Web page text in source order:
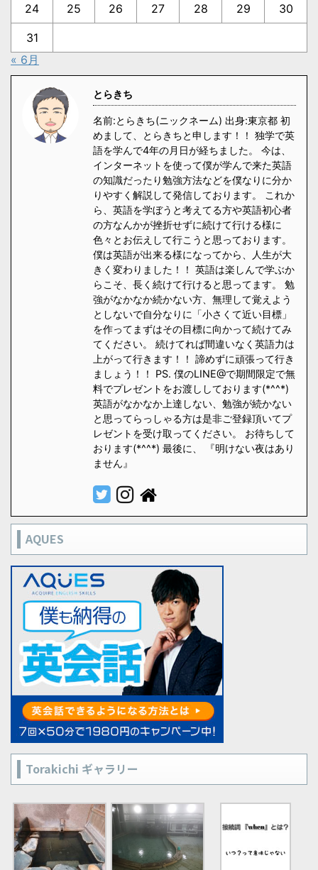
24 25 26 27 28 29 30
31
« 6月
とらきち
名前:とらきち(ニックネーム) 出身:東京都 初
めまして、とらきちと申します！！ 独学で英
語を学んで4年の月日が経ちました。 今は、
インターネットを使って僕が学んで来た英語
の知識だったり勉強方法などを僕なりに分か
りやすく解説して発信しております。 これか
ら、英語を学ぼうと考えてる方や英語初心者
の方なんかが挫折せずに続けて行ける様に
色々とお伝えして行こうと思っております。
僕は英語が出来る様になってから、人生が大
きく変わりました！！ 英語は楽しんで学ぶか
らこそ、長く続けて行けると思ってます。 勉
強がなかなか続かない方、無理して覚えよう
としないで自分なりに「小さくて近い目標」
を作ってまずはその目標に向かって続けてみ
てください。 続けてれば間違いなく英語力は
上がって行きます！！ 諦めずに頑張って行き
ましょう！！ PS. 僕のLINE@で期間限定で無
料でプレゼントをお渡ししております(*^^*)
英語がなかなか上達しない、勉強が続かない
と思ってらっしゃる方は是非ご登録頂いてプ
レゼントを受け取ってください。 お待ちして
おります(*^^*) 最後に、 『明けない夜はあり
ません』
AQUES
Torakichi ギャラリー